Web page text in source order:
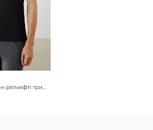
Ерлерге арналған u мойын рельефті трикотаж майка 2 данадан тұратын